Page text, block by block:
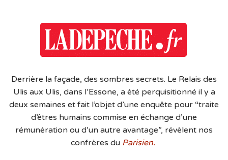
Derrière la façade, des sombres secrets. Le Relais des
Ulis aux Ulis, dans l’Essone, a été perquisitionné il y a
deux semaines et fait l’objet d’une enquête pour “traite
d’êtres humains commise en échange d’une
rémunération ou d’un autre avantage”, révèlent nos
confrères du Parisien.